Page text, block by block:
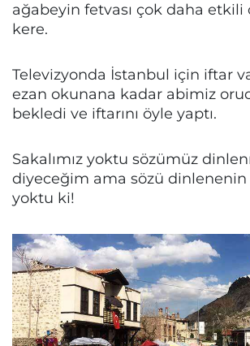
ağabeyin fetvası çok daha
kere.
Televizyonda İstanbul için iftar
ezan okunana kadar abimiz
bekledi ve iftarını öyle yaptı.
Sakalımız yoktu sözümüz
diyeceğim ama sözü dinlenenin
yoktu ki!